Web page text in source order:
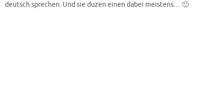
deutsch sprechen. Und sie duzen einen dabei meistens… 🙂